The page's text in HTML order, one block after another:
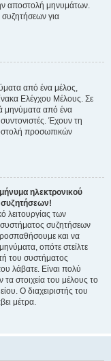
αποστολή μηνυμάτων.
συζητήσεων για
από ένα μέλος,
Ελέγχου Μέλους. Σε
μηνύματα από ένα
Έχουν τη
προσωπικών
ηλεκτρονικού
συζητήσεων!
λειτουργίας των
συζητήσεων
και να
οπότε στείλτε
του συστήματος
λάβατε. Είναι πολύ
στοιχεία του μέλους το
Ο διαχειριστής του
μέτρα.